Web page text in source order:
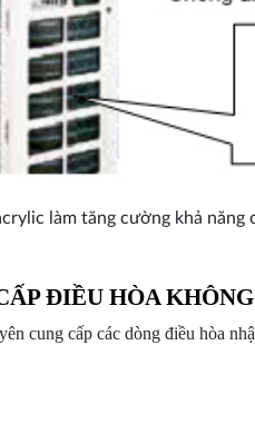
làm tăng cường khả
ĐIỀU HÒA
cung cấp các dòng điều hòa